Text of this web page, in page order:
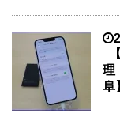
理
阜